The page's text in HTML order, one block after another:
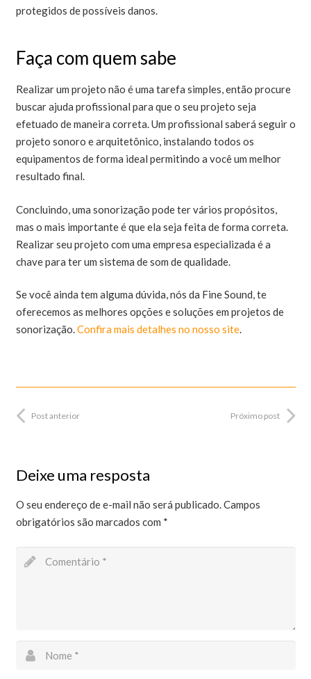
protegidos de possíveis danos.
Faça com quem sabe
Realizar um projeto não é uma tarefa simples, então procure
buscar ajuda profissional para que o seu projeto seja
efetuado de maneira correta. Um profissional saberá seguir o
projeto sonoro e arquitetônico, instalando todos os
equipamentos de forma ideal permitindo a você um melhor
resultado final.
Concluindo, uma sonorização pode ter vários propósitos,
mas o mais importante é que ela seja feita de forma correta.
Realizar seu projeto com uma empresa especializada é a
chave para ter um sistema de som de qualidade.
Se você ainda tem alguma dúvida, nós da Fine Sound, te
oferecemos as melhores opções e soluções em projetos de
sonorização.Confira mais detalhes no nosso site.
Post anterior Próximo post
Deixe uma resposta
O seu endereço de e-mail não será publicado.Campos
obrigatórios são marcados com *